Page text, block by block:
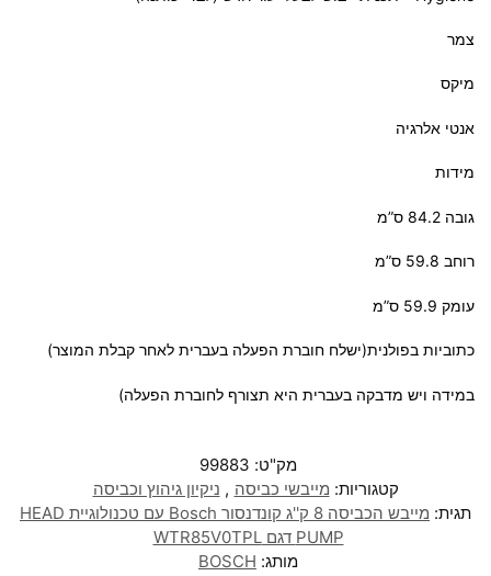
צמר
מיקס
אנטי אלרגיה
מידות
גובה 84.2 ס”מ
רוחב 59.8 ס”מ
עומק 59.9 ס”מ
כתוביות בפולנית(ישלח חוברת הפעלה בעברית לאחר קבלת המוצר)
במידה ויש מדבקה בעברית היא תצורף לחוברת הפעלה)
מק"ט: 99883
קטגוריות: מייבשי כביסה , ניקיון גיהוץ וכביסה
תגית:
מייבש הכביסה 8 ק''ג קונדנסור Bosch עם טכנולוגיית HEAD
PUMP דגם WTR85V0TPL
מותג: BOSCH